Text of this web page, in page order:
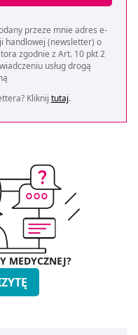
przeze mnie adres e-
handlowej (newsletter) o
zgodnie z Art. 10 pkt 2
usług drogą
Kliknij tutaj.
MEDYCZNEJ?